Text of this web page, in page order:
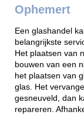
Ophemert
Een glashandel
belangrijkste
Het plaatsen van
bouwen van een
het plaatsen van
glas. Het
gesneuveld, dan
repareren.